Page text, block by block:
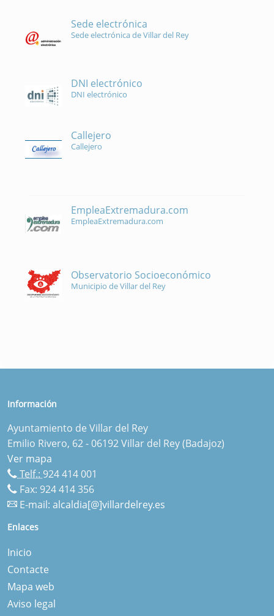
Sede electrónica
Sede electrónica de Villar del Rey
DNI electrónico
DNI electrónico
Callejero
Callejero
EmpleaExtremadura.com
EmpleaExtremadura.com
Observatorio Socioeconómico
Municipio de Villar del Rey
Información
Ayuntamiento de Villar del Rey
Emilio Rivero, 62 - 06192 Villar del Rey (Badajoz)
Ver mapa
Telf.: 924 414 001
Fax: 924 414 356
E-mail: alcaldia[@]villardelrey.es
Enlaces
Inicio
Contacte
Mapa web
Aviso legal